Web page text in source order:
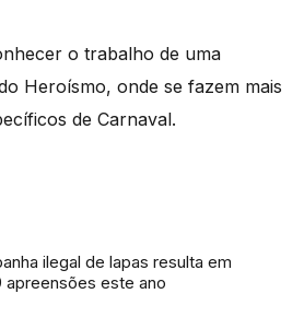
o trabalho de uma
Heroísmo, onde se fazem mais
de Carnaval.
ilegal de lapas resulta em
apreensões este ano